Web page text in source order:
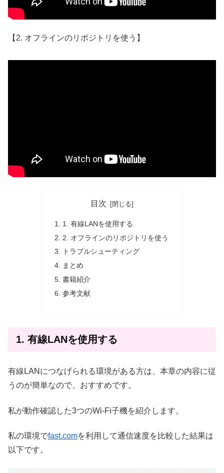
【2. オフラインのリポジトリを使う】
目次
1. 有線LANを使用する
2. オフラインのリポジトリを使う
トラブルシューティング
まとめ
書籍紹介
参考文献
1. 有線LANを使用する
有線LANにつなげられる環境がある方は、本章の内容に従
うのが簡単なので、おすすめです。
私が動作確認した3つのWi-Fi子機を紹介します。
私の環境でfast.comを利用して通信速度を比較した結果は
以下です。